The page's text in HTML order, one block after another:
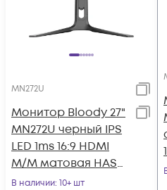
MN272U
Монитор Bloody 27"
MN272U черный IPS
LED 1ms 16:9 HDMI
M/M матовая HAS
400cd 178гр/178гр
В наличии: 10+ шт